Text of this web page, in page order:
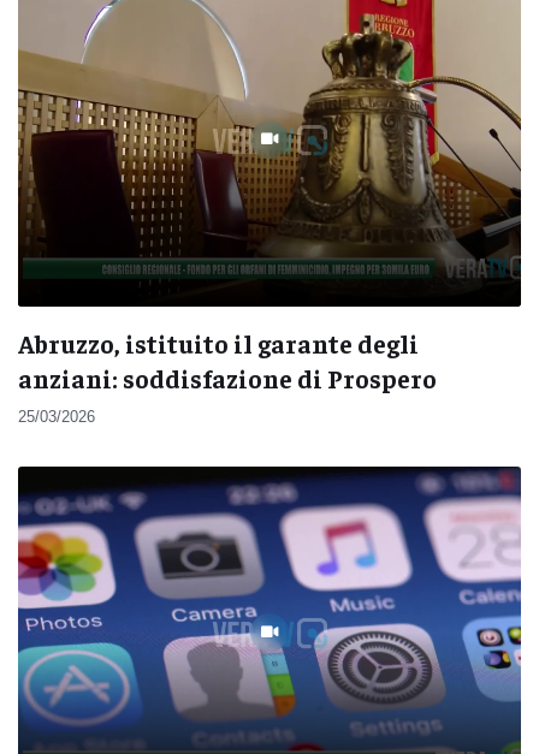
Abruzzo, istituito il garante degli
anziani: soddisfazione di Prospero
25/03/2026